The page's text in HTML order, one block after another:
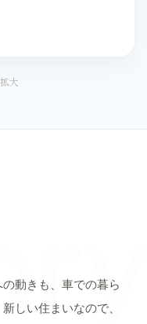
大
動きも、車での暮ら
しい住まいなので、